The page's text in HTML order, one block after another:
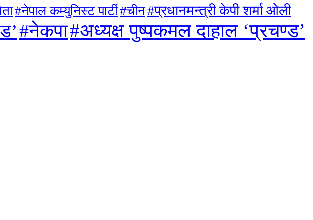
#नेपाल कम्युनिस्ट पार्टी#चीन#प्रधानमन्त्री केपी शर्मा ओली
#नेकपा#अध्यक्ष पुष्पकमल दाहाल ‘प्रचण्ड’